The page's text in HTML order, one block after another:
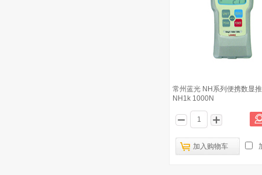
常州蓝光 NH系列便携数显
NH1k 1000N
加入购物车